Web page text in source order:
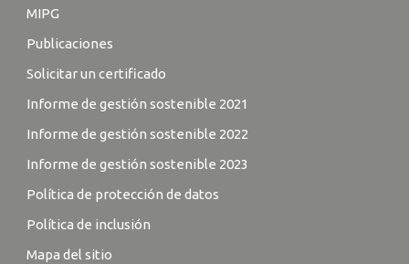
MIPG
Publicaciones
Solicitar un certificado
Informe de gestión sostenible 2021
Informe de gestión sostenible 2022
Informe de gestión sostenible 2023
Política de protección de datos
Política de inclusión
Mapa del sitio